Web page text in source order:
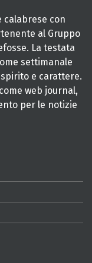
calabrese con
al Gruppo
La testata
settimanale
e carattere.
web journal,
per le notizie